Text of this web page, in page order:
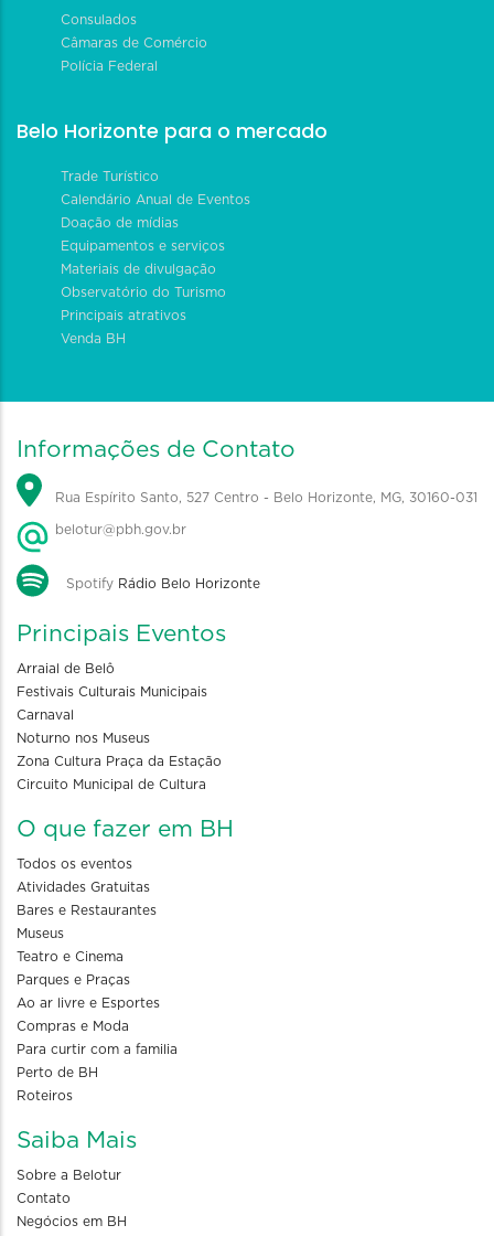
Consulados
Câmaras de Comércio
Polícia Federal
Belo Horizonte para o mercado
Trade Turístico
Calendário Anual de Eventos
Doação de mídias
Equipamentos e serviços
Materiais de divulgação
Observatório do Turismo
Principais atrativos
Venda BH
Informações de Contato
Rua Espírito Santo, 527 Centro - Belo Horizonte, MG, 30160-031
belotur@pbh.gov.br
Spotify Rádio Belo Horizonte
Principais Eventos
Arraial de Belô
Festivais Culturais Municipais
Carnaval
Noturno nos Museus
Zona Cultura Praça da Estação
Circuito Municipal de Cultura
O que fazer em BH
Todos os eventos
Atividades Gratuitas
Bares e Restaurantes
Museus
Teatro e Cinema
Parques e Praças
Ao ar livre e Esportes
Compras e Moda
Para curtir com a familia
Perto de BH
Roteiros
Saiba Mais
Sobre a Belotur
Contato
Negócios em BH